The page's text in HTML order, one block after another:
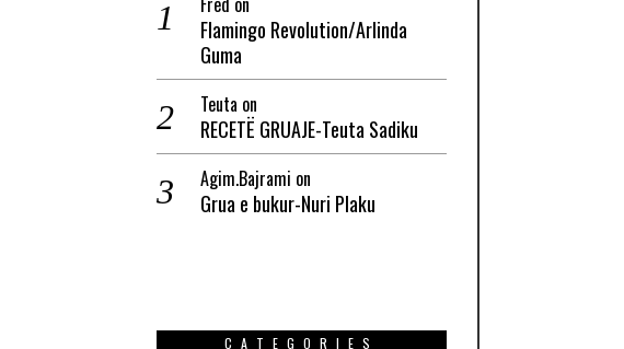
Flamingo Revolution/Arlinda
Guma
Teuta on
RECETË GRUAJE-Teuta Sadiku
Agim.Bajrami on
Grua e bukur-Nuri Plaku
CATEGORIES